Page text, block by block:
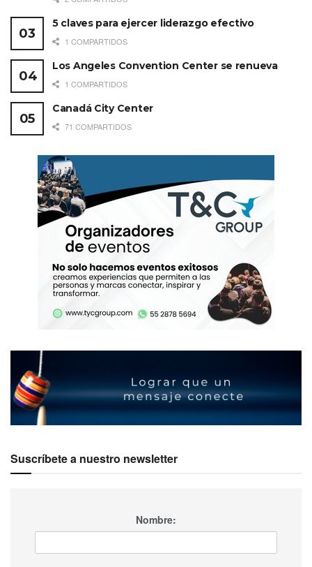
5 claves para ejercer liderazgo efectivo
1 COMPARTIDOS
Los Angeles Convention Center se renueva
1 COMPARTIDOS
Canadá City Center
71 COMPARTIDOS
Suscríbete a nuestro newsletter
Nombre: